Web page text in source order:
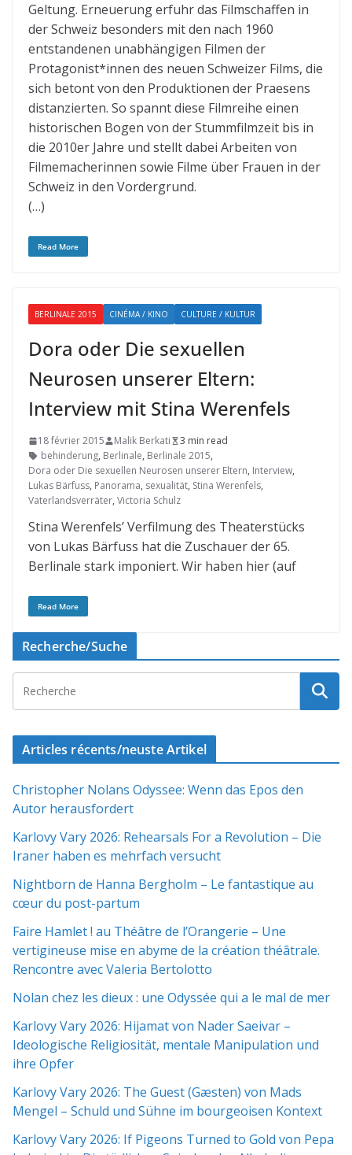
Geltung. Erneuerung erfuhr das Filmschaffen in
der Schweiz besonders mit den nach 1960
entstandenen unabhängigen Filmen der
Protagonist*innen des neuen Schweizer Films, die
sich betont von den Produktionen der Praesens
distanzierten. So spannt diese Filmreihe einen
historischen Bogen von der Stummfilmzeit bis in
die 2010er Jahre und stellt dabei Arbeiten von
Filmemacherinnen sowie Filme über Frauen in der
Schweiz in den Vordergrund.
(…)
Read More
BERLINALE 2015 CINÉMA / KINO CULTURE / KULTUR
Dora oder Die sexuellen
Neurosen unserer Eltern:
Interview mit Stina Werenfels
18 février 2015 Malik Berkati
3 min read
behinderung, Berlinale, Berlinale 2015,
Dora oder Die sexuellen Neurosen unserer Eltern, Interview,
Lukas Bärfuss, Panorama, sexualität, Stina Werenfels,
Vaterlandsverräter, Victoria Schulz
Stina Werenfels’ Verfilmung des Theaterstücks
von Lukas Bärfuss hat die Zuschauer der 65.
Berlinale stark imponiert. Wir haben hier (auf
Read More
Recherche/Suche
Articles récents/neuste Artikel
Christopher Nolans Odyssee: Wenn das Epos den
Autor herausfordert
Karlovy Vary 2026: Rehearsals For a Revolution – Die
Iraner haben es mehrfach versucht
Nightborn de Hanna Bergholm – Le fantastique au
cœur du post-partum
Faire Hamlet ! au Théâtre de l’Orangerie – Une
vertigineuse mise en abyme de la création théâtrale.
Rencontre avec Valeria Bertolotto
Nolan chez les dieux : une Odyssée qui a le mal de mer
Karlovy Vary 2026: Hijamat von Nader Saeivar​​ –
Ideologische Religiosität, mentale Manipulation und
ihre Opfer
Karlovy Vary 2026: The Guest (Gæsten) von Mads
Mengel – Schuld und Sühne im bourgeoisen Kontext
Karlovy Vary 2026: If Pigeons Turned to Gold von Pepa